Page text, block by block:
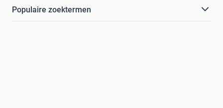
Populaire zoektermen